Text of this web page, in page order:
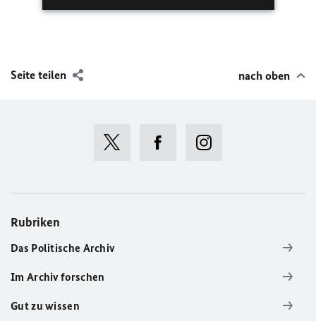
Seite teilen nach oben
Rubriken
Das Politische Archiv
Im Archiv forschen
Gut zu wissen